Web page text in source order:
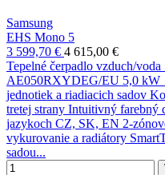
Samsung
EHS Mono 5
3 599,70 € 4 615,00 €
Tepelné čerpadlo vzduch/
AE050RXYDEG/EU 5,0 kW
jednotiek a riadiacich sadov
tretej strany Intuitivný farebný
jazykoch CZ, SK, EN 2-
vykurovanie a radiátory
sadou...